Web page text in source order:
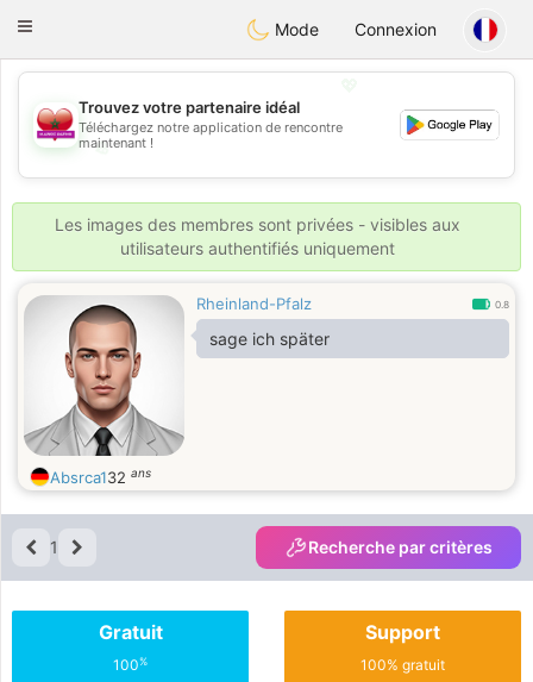
Maroc Dating
Toggle
Mode Connexion
💖
💕
💕
Trouvez votre partenaire idéal
Téléchargez notre application de rencontre
maintenant !
Les images des membres sont privées - visibles aux
utilisateurs authentifiés uniquement
Rheinland-Pfalz 0.8
sage ich später
Absrca132 ans
1 Recherche par critères
Gratuit
100%
Support
100% gratuit